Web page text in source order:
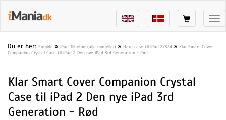
Du er her: Forside » iPad Tilbehør (alle modeller) » Hard case til iPad 2/3/4 » Klar Smart Cover
Companion Crystal Case til iPad 2 Den nye iPad 3rd Generation - Rød
Klar Smart Cover Companion Crystal
Case til iPad 2 Den nye iPad 3rd
Generation - Rød